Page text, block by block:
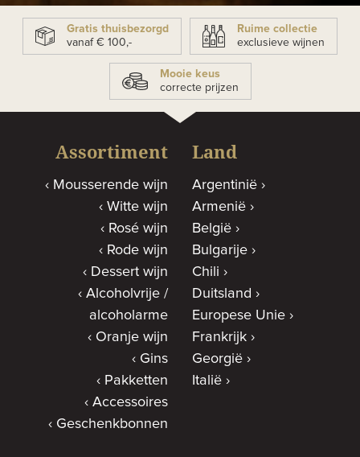
Gratis thuisbezorgd
vanaf € 100,-
Ruime collectie
exclusieve wijnen
Mooie keus
correcte prijzen
Assortiment
Mousserende wijn
Witte wijn
Rosé wijn
Rode wijn
Dessert wijn
Alcoholvrije /
alcoholarme
Oranje wijn
Gins
Pakketten
Accessoires
Geschenkbonnen
Land
Argentinië
Armenië
België
Bulgarije
Chili
Duitsland
Europese Unie
Frankrijk
Georgië
Italië